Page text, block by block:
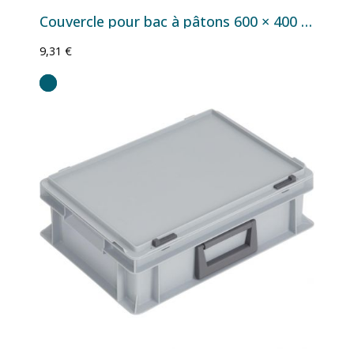
Couvercle pour bac à pâtons 600 × 400 mm en PEHD alimentaire
9,31 €